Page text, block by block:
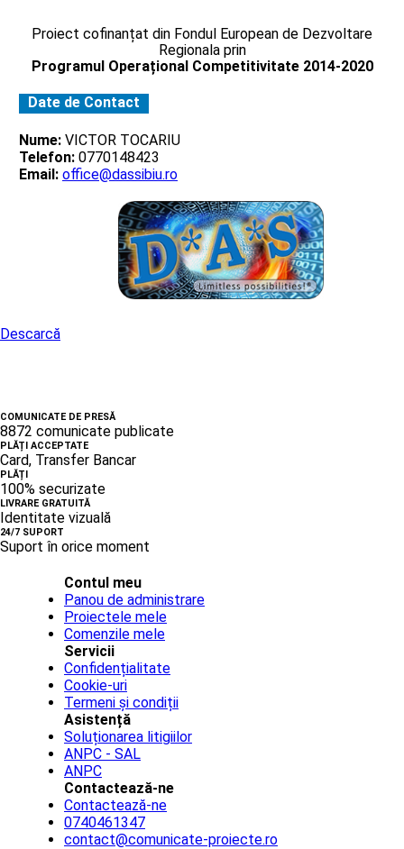
Proiect cofinanțat din Fondul European de Dezvoltare
Regionala prin
Programul Operațional Competitivitate 2014-2020
Date de Contact
Nume: VICTOR TOCARIU
Telefon: 0770148423
Email: office@dassibiu.ro
Descarcă
COMUNICATE DE PRESĂ
8872 comunicate publicate
PLĂȚI ACCEPTATE
Card, Transfer Bancar
PLĂȚI
100% securizate
LIVRARE GRATUITĂ
Identitate vizuală
24/7 SUPORT
Suport în orice moment
Contul meu
Panou de administrare
Proiectele mele
Comenzile mele
Servicii
Confidențialitate
Cookie-uri
Termeni și condiții
Asistență
Soluționarea litigiilor
ANPC - SAL
ANPC
Contactează-ne
Contactează-ne
0740461347
contact@comunicate-proiecte.ro